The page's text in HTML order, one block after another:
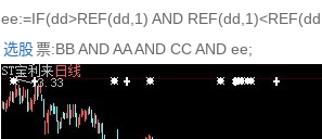
ee:=IF(dd>REF(dd,1) AND
选股票:BB AND AA AND CC AND ee;